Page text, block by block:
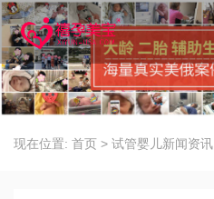
现在位置: 首页 > 试管婴儿新闻资讯